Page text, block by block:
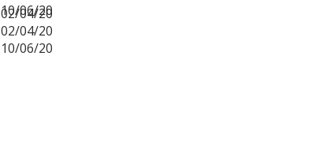
02/04/20
02/04/20
10/06/20
10/06/20